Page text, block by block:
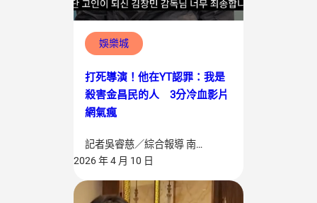
娛樂城
打死導演！他在YT認罪：我是
殺害金昌民的人 3分冷血影片
網氣瘋
記者吳睿慈／綜合報導 南…
2026 年 4 月 10 日